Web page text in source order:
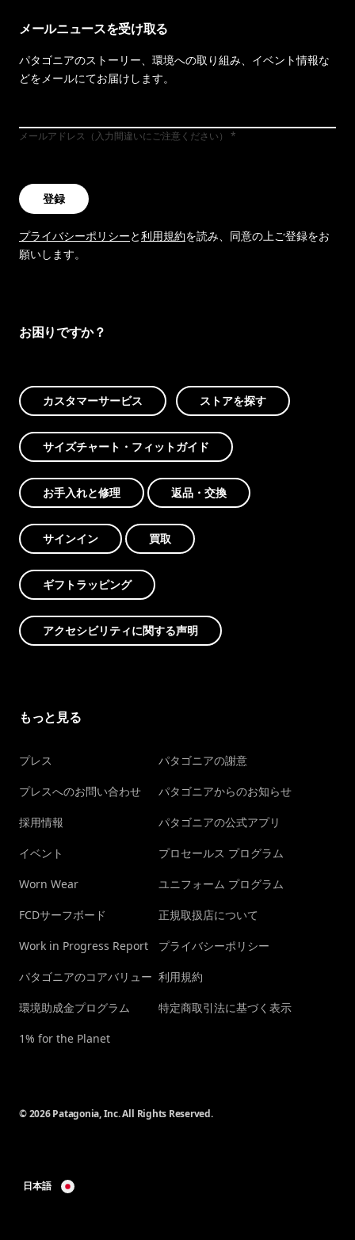
メールニュースを受け取る
パタゴニアのストーリー、環境への取り組み、イベント情報な
どをメールにてお届けします。
メールアドレス（入力間違いにご注意ください）
登録
プライバシーポリシーと利用規約を読み、同意の上ご登録をお
願いします。
お困りですか？
カスタマーサービス ストアを探す
サイズチャート・フィットガイド
お手入れと修理 返品・交換
サインイン 買取
ギフトラッピング
アクセシビリティに関する声明
もっと見る
プレス
プレスへのお問い合わせ
採用情報
イベント
Worn Wear
FCDサーフボード
Work in Progress Report
パタゴニアのコアバリュー
環境助成金プログラム
1% for the Planet
パタゴニアの謝意
パタゴニアからのお知らせ
パタゴニアの公式アプリ
プロセールス プログラム
ユニフォーム プログラム
正規取扱店について
プライバシーポリシー
利用規約
特定商取引法に基づく表示
© 2026 Patagonia, Inc. All Rights Reserved.
日本語